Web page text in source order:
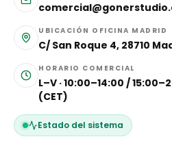
UBICACIÓN OFICINA MADRID
C/ San Roque 4, 28710
HORARIO COMERCIAL
L–V · 10:00–14:00 /
(CET)
Estado del sistema